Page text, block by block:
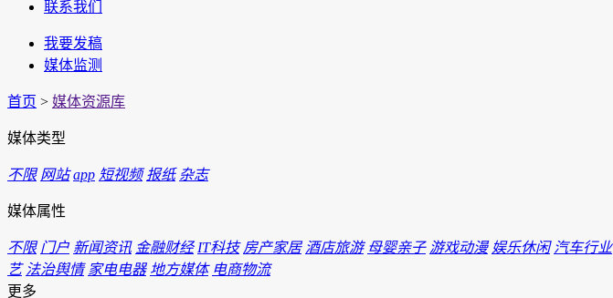
联系我们
我要发稿
媒体监测
首页 > 媒体资源库
媒体类型
不限 网站 app 短视频 报纸 杂志
媒体属性
不限 门户 新闻资讯 金融财经 IT科技 房产家居 酒店旅游 母婴亲子 游戏动漫 娱乐休闲 汽车行业
艺 法治舆情 家电电器 地方媒体 电商物流
更多